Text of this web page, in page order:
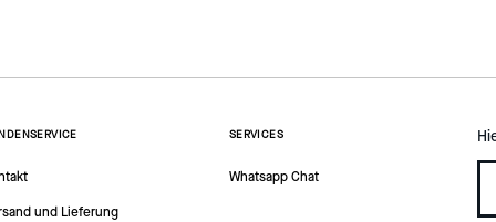
und Lieferung
SERVICES
Whatsapp Chat